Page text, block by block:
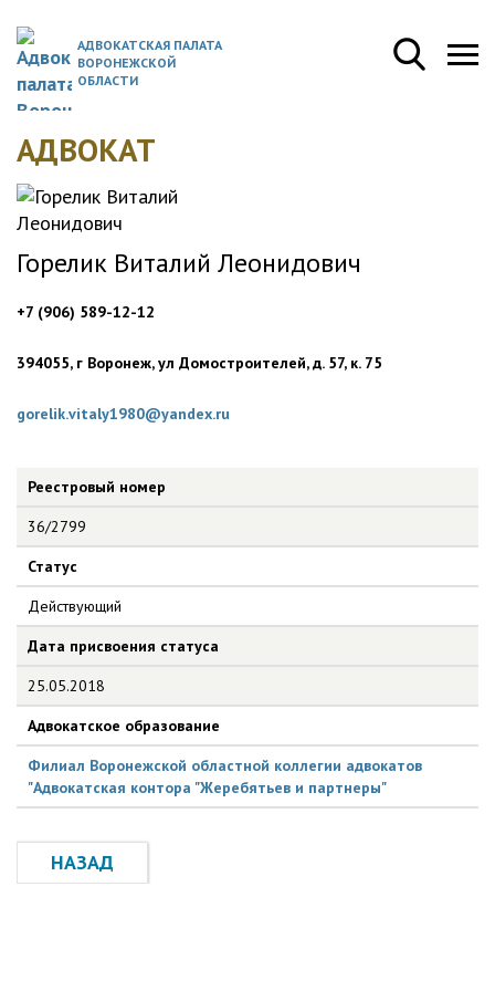
АДВОКАТСКАЯ ПАЛАТА
ВОРОНЕЖСКОЙ
ОБЛАСТИ
АДВОКАТ
Горелик Виталий Леонидович
+7 (906) 589-12-12
394055, г Воронеж, ул Домостроителей, д. 57, к. 75
gorelik.vitaly1980@yandex.ru
Реестровый номер
36/2799
Статус
Действующий
Дата присвоения статуса
25.05.2018
Адвокатское образование
Филиал Воронежской областной коллегии адвокатов
"Адвокатская контора "Жеребятьев и партнеры"
НАЗАД